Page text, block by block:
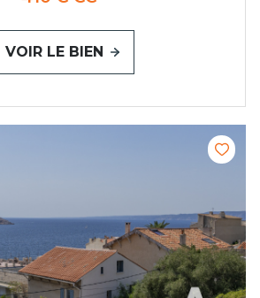
VOIR LE BIEN